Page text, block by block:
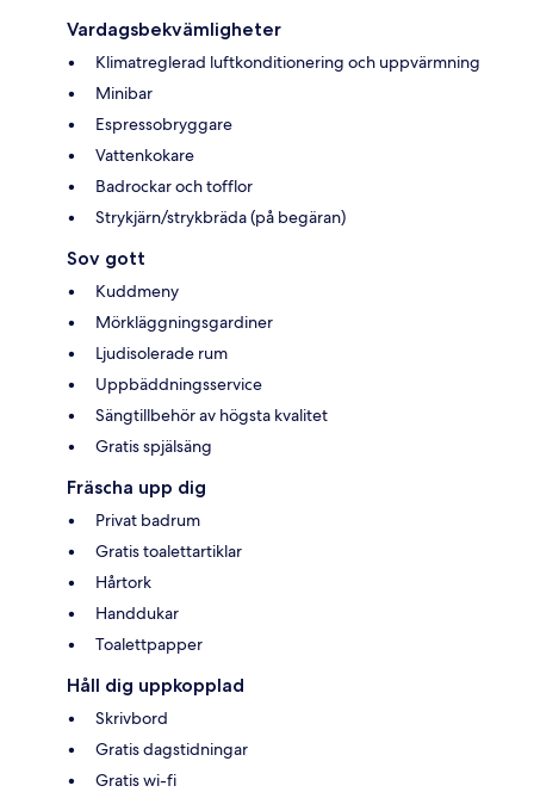
Vardagsbekvämligheter
Klimatreglerad luftkonditionering och uppvärmning
Minibar
Espressobryggare
Vattenkokare
Badrockar och tofflor
Strykjärn/strykbräda (på begäran)
Sov gott
Kuddmeny
Mörkläggningsgardiner
Ljudisolerade rum
Uppbäddningsservice
Sängtillbehör av högsta kvalitet
Gratis spjälsäng
Fräscha upp dig
Privat badrum
Gratis toalettartiklar
Hårtork
Handdukar
Toalettpapper
Håll dig uppkopplad
Skrivbord
Gratis dagstidningar
Gratis wi-fi